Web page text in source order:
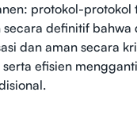
protokol-protokol
secara definitif bahwa
dan aman secara
efisien